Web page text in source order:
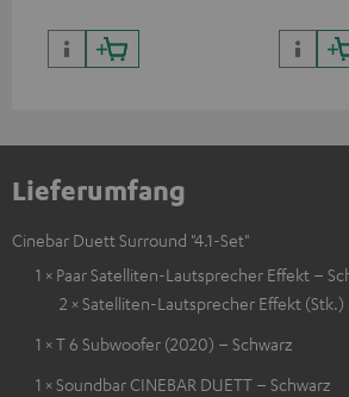
Lieferumfang
Cinebar Duett Surround "4.1-Set"
1 × Paar Satelliten-Lautsprecher Effekt –
2 × Satelliten-Lautsprecher Effekt (Stk.)
1 × T 6 Subwoofer (2020) – Schwarz
1 × Soundbar CINEBAR DUETT – Schwarz